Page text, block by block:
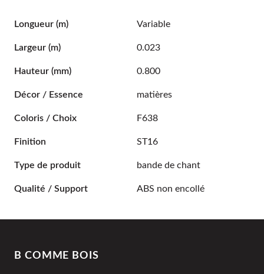
Longueur (m) Variable
Largeur (m) 0.023
Hauteur (mm) 0.800
Décor / Essence matières
Coloris / Choix F638
Finition ST16
Type de produit bande de chant
Qualité / Support ABS non encollé
B COMME BOIS